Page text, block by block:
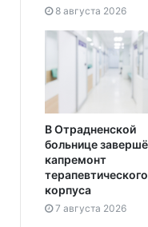
8 августа 2026
В Отрадненской
больнице
капремонт
терапевтического
корпуса
7 августа 2026